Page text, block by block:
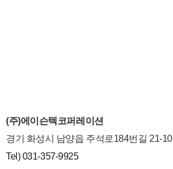
(주)에이슨텍코퍼레이션
경기 화성시 남양읍 주석로184번길 21-10
Tel) 031-357-9925